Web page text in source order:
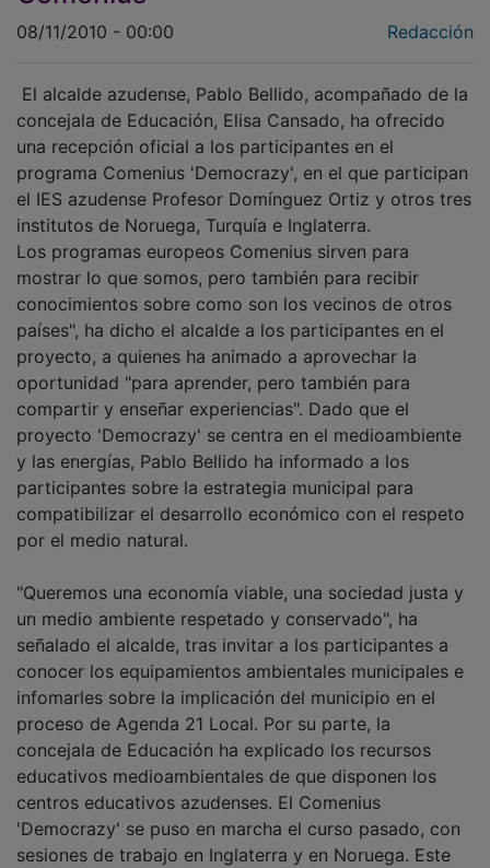
08/11/2010 - 00:00 Redacción
El alcalde azudense, Pablo Bellido, acompañado de la
concejala de Educación, Elisa Cansado, ha ofrecido
una recepción oficial a los participantes en el
programa Comenius 'Democrazy', en el que participan
el IES azudense Profesor Domínguez Ortiz y otros tres
institutos de Noruega, Turquía e Inglaterra.
Los programas europeos Comenius sirven para
mostrar lo que somos, pero también para recibir
conocimientos sobre como son los vecinos de otros
países", ha dicho el alcalde a los participantes en el
proyecto, a quienes ha animado a aprovechar la
oportunidad "para aprender, pero también para
compartir y enseñar experiencias". Dado que el
proyecto 'Democrazy' se centra en el medioambiente
y las energías, Pablo Bellido ha informado a los
participantes sobre la estrategia municipal para
compatibilizar el desarrollo económico con el respeto
por el medio natural.
"Queremos una economía viable, una sociedad justa y
un medio ambiente respetado y conservado", ha
señalado el alcalde, tras invitar a los participantes a
conocer los equipamientos ambientales municipales e
infomarles sobre la implicación del municipio en el
proceso de Agenda 21 Local. Por su parte, la
concejala de Educación ha explicado los recursos
educativos medioambientales de que disponen los
centros educativos azudenses. El Comenius
'Democrazy' se puso en marcha el curso pasado, con
sesiones de trabajo en Inglaterra y en Noruega. Este